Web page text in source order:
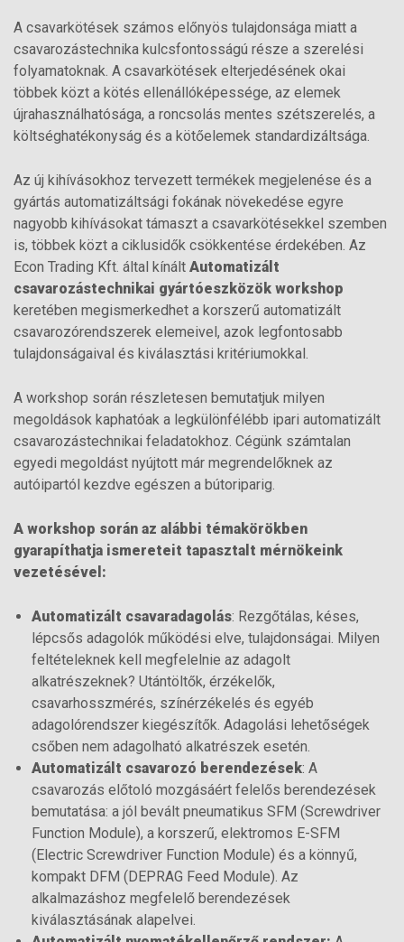
A csavarkötések számos előnyös tulajdonsága miatt a
csavarozástechnika kulcsfontosságú része a szerelési
folyamatoknak. A csavarkötések elterjedésének okai
többek közt a kötés ellenállóképessége, az elemek
újrahasználhatósága, a roncsolás mentes szétszerelés, a
költséghatékonyság és a kötőelemek standardizáltsága.
Az új kihívásokhoz tervezett termékek megjelenése és a
gyártás automatizáltsági fokának növekedése egyre
nagyobb kihívásokat támaszt a csavarkötésekkel szemben
is, többek közt a ciklusidők csökkentése érdekében. Az
Econ Trading Kft. által kínált Automatizált
csavarozástechnikai gyártóeszközök workshop
keretében megismerkedhet a korszerű automatizált
csavarozórendszerek elemeivel, azok legfontosabb
tulajdonságaival és kiválasztási kritériumokkal.
A workshop során részletesen bemutatjuk milyen
megoldások kaphatóak a legkülönfélébb ipari automatizált
csavarozástechnikai feladatokhoz. Cégünk számtalan
egyedi megoldást nyújtott már megrendelőknek az
autóipartól kezdve egészen a bútoriparig.
A workshop során az alábbi témakörökben
gyarapíthatja ismereteit tapasztalt mérnökeink
vezetésével:
Automatizált csavaradagolás: Rezgőtálas, késes,
lépcsős adagolók működési elve, tulajdonságai. Milyen
feltételeknek kell megfelelnie az adagolt
alkatrészeknek? Utántöltők, érzékelők,
csavarhosszmérés, színérzékelés és egyéb
adagolórendszer kiegészítők. Adagolási lehetőségek
csőben nem adagolható alkatrészek esetén.
Automatizált csavarozó berendezések: A
csavarozás előtoló mozgásáért felelős berendezések
bemutatása: a jól bevált pneumatikus SFM (Screwdriver
Function Module), a korszerű, elektromos E-SFM
(Electric Screwdriver Function Module) és a könnyű,
kompakt DFM (DEPRAG Feed Module). Az
alkalmazáshoz megfelelő berendezések
kiválasztásának alapelvei.